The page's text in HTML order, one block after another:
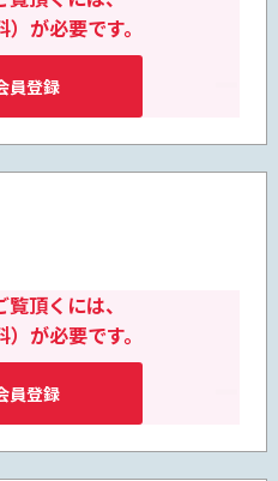
が必要です。
員登録
頂くには、
が必要です。
員登録